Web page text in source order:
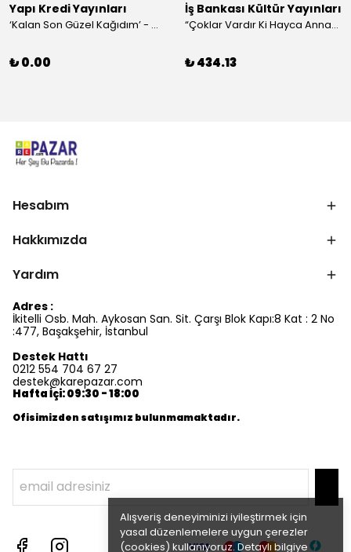
Alışveriş deneyiminizi iyileştirmek için
yasal düzenlemelere uygun çerezler
(cookies) kullanıyoruz. Detaylı bilgiye
Yapı Kredi Yayınları
‘Kalan Son Güzel Kağıdım’ - Marcel Proust
₺ 0.00
İş Bankası Kültür Yayınları
“Çoklar Vardır Ki Hayca Annamazlar!” - Gazanfer İbar
₺ 434.13
Hesabım
Hakkımızda
Yardım
Adres :
İkitelli Osb. Mah. Aykosan San. Sit. Çarşı Blok Kapı:8 Kat : 2 No
:477, Başakşehir, İstanbul
Destek Hattı
0212 554 704 67 27
destek@karepazar.com
Hafta İçi: 09:30 - 18:00
Ofisimizden satışımız bulunmamaktadır.